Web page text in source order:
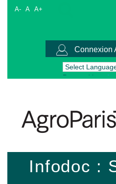
A- A A+
Connexion
Powered by
Infodoc :